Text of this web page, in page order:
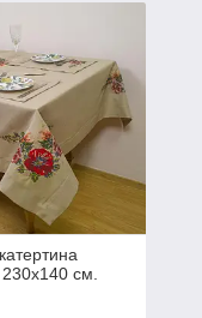
см.